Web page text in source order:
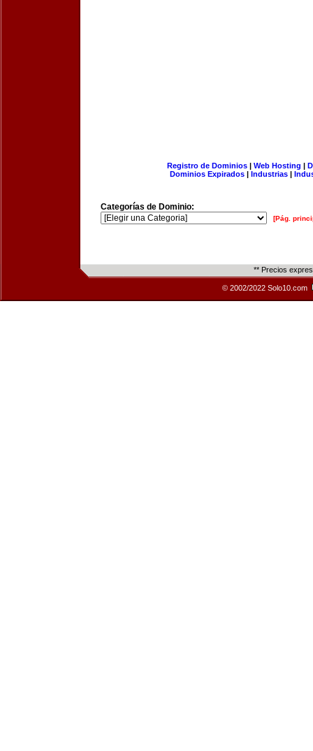
Registro de Dominios| Web Hosting |
Dominios Expirados | Industrias |
Categorías de Dominio:
[Pág.
** Precios
© 2002/2022 Solo10.com